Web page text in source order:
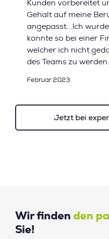
Kunden vorbereitet
Gehalt auf meine
angepasst...Ich
konnte so bei einer
welcher ich nicht
des Teams zu
Februar 2023
Jetzt bei
Wir finden den
Sie!